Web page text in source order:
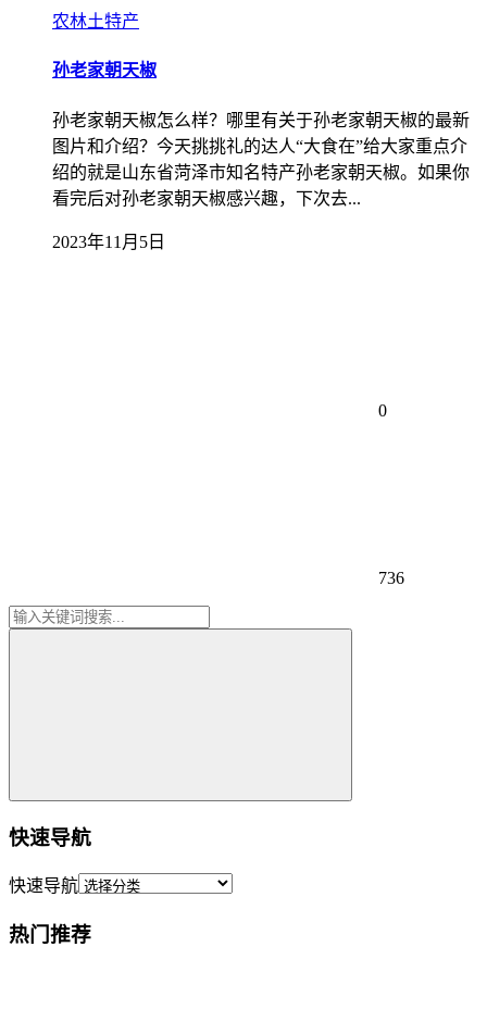
农林土特产
孙老家朝天椒
孙老家朝天椒怎么样？哪里有关于孙老家朝天椒的最新
图片和介绍？今天挑挑礼的达人“大食在”给大家重点介
绍的就是山东省菏泽市知名特产孙老家朝天椒。如果你
看完后对孙老家朝天椒感兴趣，下次去...
2023年11月5日
0
736
快速导航
快速导航
热门推荐